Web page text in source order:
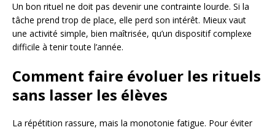
Un bon rituel ne doit pas devenir une contrainte lourde. Si la
tâche prend trop de place, elle perd son intérêt. Mieux vaut
une activité simple, bien maîtrisée, qu’un dispositif complexe
difficile à tenir toute l’année.
Comment faire évoluer les rituels
sans lasser les élèves
La répétition rassure, mais la monotonie fatigue. Pour éviter